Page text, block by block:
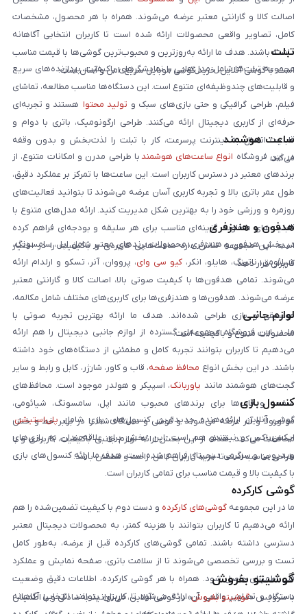
اصالت کالا و گارانتی معتبر عرضه می‌شوند. همراه با هر محصول، مشخصات
کامل، تصاویر واقعی محصولات ارائه شده است تا کاربران انتخابی آگاهانه
داشته باشند. هدف ما ارائه به‌روزترین و محبوب‌ترین گوشی‌ها با قیمت مناسب
است. با گوشی آنلاین، خرید گوشی موبایل سریع، امن و آسان است.
تبلت
مجموعه تبلت‌ها شامل مدل‌هایی با نمایشگرهای باکیفیت، پردازنده‌های سریع
و قابلیت‌های چندوظیفه‌ای متنوع است. این دستگاه‌ها مناسب مطالعه، تماشای
فیلم، طراحی گرافیکی و حتی بازی‌های سبک و تولید محتوا هستند و تجربه‌ای
حرفه‌ای از کاربری دیجیتال ارائه می‌کنند. طراحی ارگونومیک، باتری با دوام و
قابلیت اتصال به اینترنت پرسرعت، کار با تبلت را لذت‌بخش و بدون وقفه
می‌کند.
ساعت هوشمند
در این فروشگاه انواع ساعت‌های هوشمند با طراحی مدرن و امکانات متنوع، از
برندهای معتبر در دسترس کاربران است. این ساعت‌ها با تمرکز بر عملکرد دقیق،
طول عمر باتری بالا و تجربه کاربری آسان عرضه می‌شوند تا بتوانید فعالیت‌های
روزمره و ورزشی خود را به بهترین شکل مدیریت کنید. ارائه مدل‌های متنوع با
قابلیت‌های متفاوت، گزینه‌ای مناسب برای هر سلیقه و بودجه‌ای فراهم کرده
است. این مجموعه تلاش دارد ساعت‌هایی کاربردی و باکیفیت را در اختیار
کاربران قرار دهد.
هدفون و هندزفری
در بخش هدفون و هندزفری، محصولات برندهای معتبر شامل اپل، سامسونگ،
شیائومی، ناتینگ، هایلو، انکر، کیو سی وای، پرووان، آنر، تسکو و ارلدام ارائه
می‌شوند. تمامی هدفون‌ها با کیفیت صوتی بالا، اصالت کالا و گارانتی معتبر
عرضه می‌شوند. هدفون‌ها و هندزفری‌ها برای کاربری‌های مختلف شامل مکالمه،
موسیقی و بازی طراحی شده‌اند. هدف ما ارائه بهترین تجربه صوتی با
محصولات متنوع و باکیفیت است.
لوازم جانبی
ما در این فروشگاه مجموعه‌ای گسترده از لوازم جانبی دیجیتال را هم ارائه
می‌دهیم تا کاربران بتوانند تجربه کامل و مطمئنی از دستگاه‌های خود داشته
باشند. در این بخش انواع محافظ صفحه، قاب و کاور، شارژر، کابل و رابط و سایر
گجت‌های هوشمند مانند پاوربانک، اسپیکر و هولدر موجود است. محافظ‌های
صفحه و قاب‌ها برای برندهای محبوب مانند اپل، سامسونگ، شیائومی،
موتورولا و آنر عرضه می‌شوند و گوشی و دستگاه شما را در برابر خط و خش
محافظت می‌کنند. هدف از این بخش ارائه لوازم جانبی باکیفیت، کاربردی و با
طراحی مناسب است تا خرید کاربران کامل، راحت و مطمئن باشد.
کنسول بازی
گوشی آنلاین ارائه‌دهنده جدیدترین کنسول‌های بازی شامل پلی‌استیشن،
ایکس‌باکس و نینتندو هم است. این بخش برای علاقه‌مندان به بازی‌های
ویدیویی و سرگرمی دیجیتال فراهم شده است. هدف ما ارائه کنسول‌های بازی
با کیفیت بالا و قیمت مناسب برای تمامی کاربران است.
گوشی کارکرده
ما در این مجموعه گوشی‌های کارکرده و دست دوم با کیفیت تضمین‌شده را هم
ارائه می‌دهیم تا کاربران بتوانند با هزینه کمتر، به محصولات دیجیتال معتبر
دسترسی داشته باشند. تمامی گوشی‌های کارکرده قبل از عرضه، به‌طور کامل
تست و بررسی تخصصی می‌شوند تا از سلامت باتری، صفحه نمایش و عملکرد
فنی اطمینان حاصل شود. همراه با هر گوشی کارکرده، اطلاعات دقیق وضعیت
دستگاه و تصاویر واقعی آن ارائه می‌شود تا کاربران بتوانند انتخابی آگاهانه
گوشیتو بفروش
با سرویس «گوشیتو بفروش» در گوشی آنلاین، می‌توانید به‌سادگی و با اطمینان